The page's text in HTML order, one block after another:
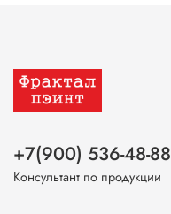
+7(900) 536-48-88
Консультант по продукции